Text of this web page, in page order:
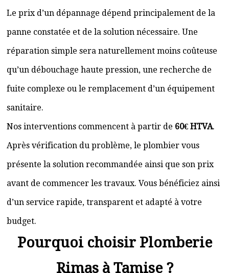
Le prix d’un dépannage dépend principalement de la
panne constatée et de la solution nécessaire. Une
réparation simple sera naturellement moins coûteuse
qu’un débouchage haute pression, une recherche de
fuite complexe ou le remplacement d’un équipement
sanitaire.
Nos interventions commencent à partir de 60€ HTVA.
Après vérification du problème, le plombier vous
présente la solution recommandée ainsi que son prix
avant de commencer les travaux. Vous bénéficiez ainsi
d’un service rapide, transparent et adapté à votre
budget.
Pourquoi choisir Plomberie
Rimas à Tamise ?